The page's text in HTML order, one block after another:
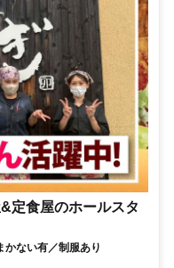
定食屋のホールスタ
かない有／制服あり